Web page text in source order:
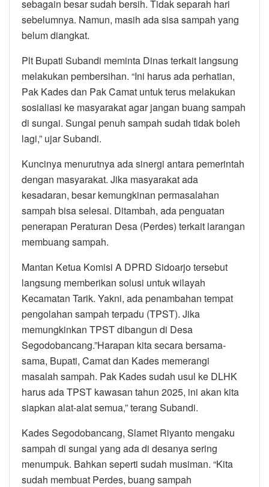
sebagain besar sudah bersih. Tidak separah hari
sebelumnya. Namun, masih ada sisa sampah yang
belum diangkat.
Plt Bupati Subandi meminta Dinas terkait langsung
melakukan pembersihan. “Ini harus ada perhatian,
Pak Kades dan Pak Camat untuk terus melakukan
sosialiasi ke masyarakat agar jangan buang sampah
di sungai. Sungai penuh sampah sudah tidak boleh
lagi,” ujar Subandi.
Kuncinya menurutnya ada sinergi antara pemerintah
dengan masyarakat. Jika masyarakat ada
kesadaran, besar kemungkinan permasalahan
sampah bisa selesai. Ditambah, ada penguatan
penerapan Peraturan Desa (Perdes) terkait larangan
membuang sampah.
Mantan Ketua Komisi A DPRD Sidoarjo tersebut
langsung memberikan solusi untuk wilayah
Kecamatan Tarik. Yakni, ada penambahan tempat
pengolahan sampah terpadu (TPST). Jika
memungkinkan TPST dibangun di Desa
Segodobancang.”Harapan kita secara bersama-
sama, Bupati, Camat dan Kades memerangi
masalah sampah. Pak Kades sudah usul ke DLHK
harus ada TPST kawasan tahun 2025, ini akan kita
siapkan alat-alat semua,” terang Subandi.
Kades Segodobancang, Slamet Riyanto mengaku
sampah di sungai yang ada di desanya sering
menumpuk. Bahkan seperti sudah musiman. “Kita
sudah membuat Perdes, buang sampah